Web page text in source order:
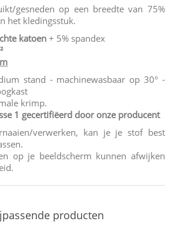
gesneden op een breedte van 75%
het kledingsstuk.
katoen + 5% spandex
stand - machinewasbaar op 30° -
krimp.
1 gecertifiëerd door onze producent
verwerken, kan je je stof best
op je beeldscherm kunnen afwijken
producten